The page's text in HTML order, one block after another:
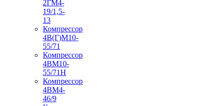
2ГМ4-
19/1,5-
13
Компрессор
4В(Г)М10-
55/71
Компрессор
4ВМ10-
55/71Н
Компрессор
4ВМ4-
46/9